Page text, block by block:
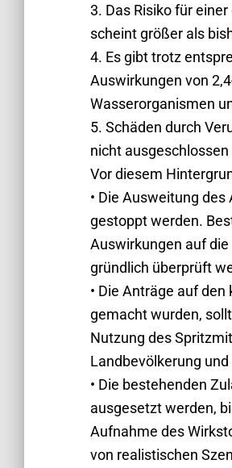
3. Das Risiko für
scheint größer als
4. Es gibt trotz
Auswirkungen von
Wasserorganismen
5. Schäden durch
nicht
Vor diesem
• Die Ausweitung
gestoppt werden.
Auswirkungen auf
gründlich überprüft
• Die Anträge auf
gemacht wurden,
Nutzung des
Landbevölkerung
• Die bestehenden
ausgesetzt werden,
Aufnahme des
von realistischen